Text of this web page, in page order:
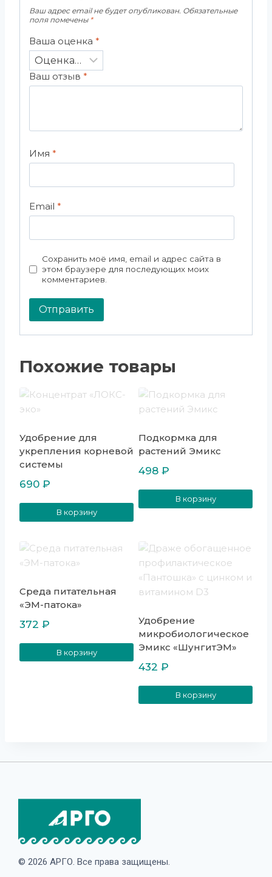
Ваш адрес email не будет опубликован. Обязательные
поля помечены *
Ваша оценка *
Ваш отзыв *
Имя *
Email *
Сохранить моё имя, email и адрес сайта в
этом браузере для последующих моих
комментариев.
Похожие товары
Удобрение для
укрепления корневой
системы
690 ₽
В корзину
Подкормка для
растений Эмикс
498 ₽
В корзину
Среда питательная
«ЭМ-патока»
372 ₽
В корзину
Удобрение
микробиологическое
Эмикс «ШунгитЭМ»
432 ₽
В корзину
© 2026 АРГО. Все права защищены.